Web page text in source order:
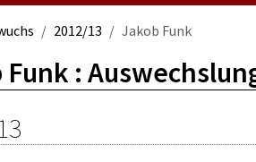
2012/13 Jakob Funk
Funk :